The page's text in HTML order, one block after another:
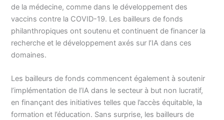
de la médecine, comme dans le développement des
vaccins contre la COVID-19. Les bailleurs de fonds
philanthropiques ont soutenu et continuent de financer la
recherche et le développement axés sur l’IA dans ces
domaines.
Les bailleurs de fonds commencent également à soutenir
l’implémentation de l’IA dans le secteur à but non lucratif,
en finançant des initiatives telles que l’accès équitable, la
formation et l’éducation. Sans surprise, les bailleurs de